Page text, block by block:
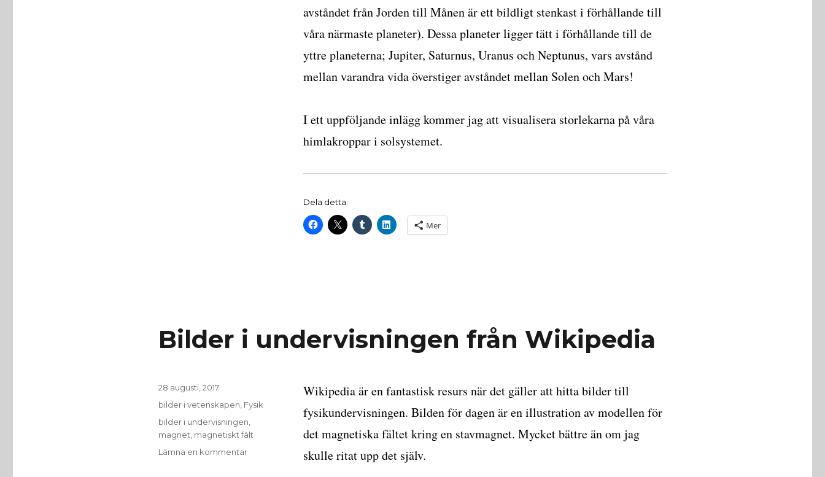
avståndet från Jorden till Månen är ett bildligt stenkast i förhållande till
våra närmaste planeter). Dessa planeter ligger tätt i förhållande till de
yttre planeterna; Jupiter, Saturnus, Uranus och Neptunus, vars avstånd
mellan varandra vida överstiger avståndet mellan Solen och Mars!
I ett uppföljande inlägg kommer jag att visualisera storlekarna på våra
himlakroppar i solsystemet.
Dela detta:
Mer
Bilder i undervisningen från Wikipedia
Wikipedia är en fantastisk resurs när det gäller att hitta bilder till
fysikundervisningen. Bilden för dagen är en illustration av modellen för
det magnetiska fältet kring en stavmagnet. Mycket bättre än om jag
skulle ritat upp det själv.
Publicerat
den
28 augusti, 2017
Kategorier
bilder i vetenskapen, Fysik
Etiketter
bilder i undervisningen,
magnet, magnetiskt fält
Lämna en kommentartill